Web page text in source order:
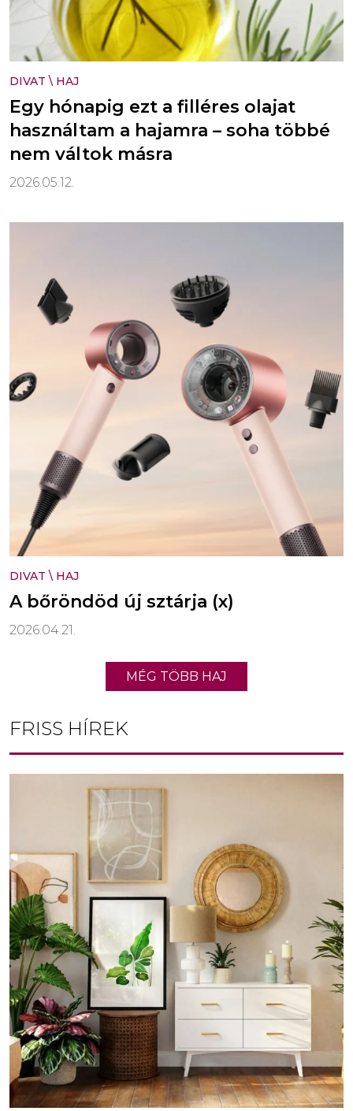
DIVAT \ HAJ
Egy hónapig ezt a filléres olajat
használtam a hajamra – soha többé
nem váltok másra
2026.05.12.
DIVAT \ HAJ
A bőröndöd új sztárja (x)
2026.04.21.
MÉG TÖBB HAJ
FRISS HÍREK